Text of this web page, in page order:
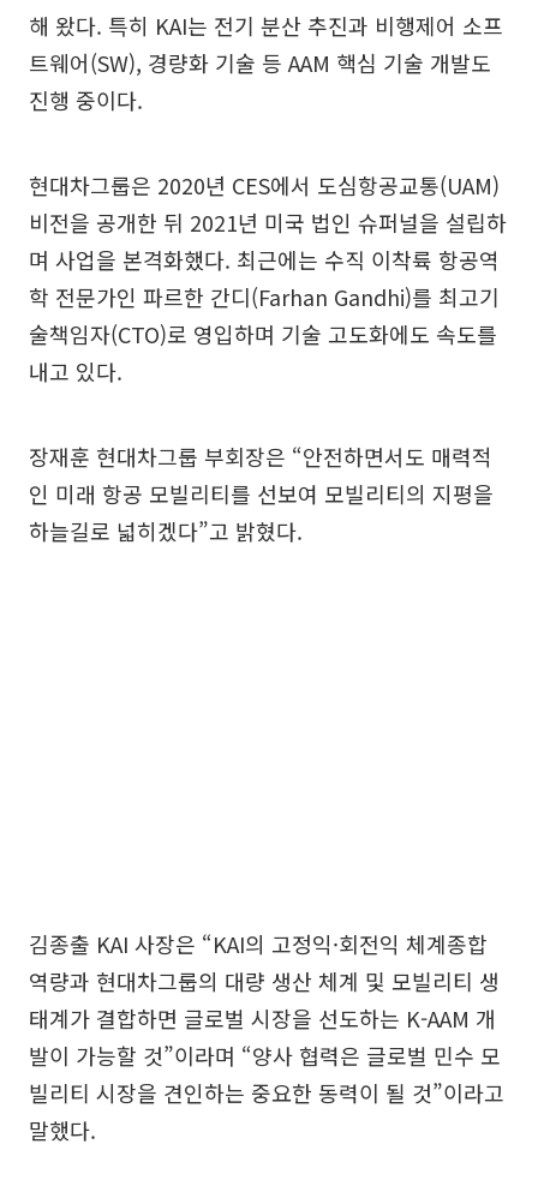
해 왔다. 특히 KAI는 전기 분산 추진과 비행제어 소프
트웨어(SW), 경량화 기술 등 AAM 핵심 기술 개발도
진행 중이다.
현대차그룹은 2020년 CES에서 도심항공교통(UAM)
비전을 공개한 뒤 2021년 미국 법인 슈퍼널을 설립하
며 사업을 본격화했다. 최근에는 수직 이착륙 항공역
학 전문가인 파르한 간디(Farhan Gandhi)를 최고기
술책임자(CTO)로 영입하며 기술 고도화에도 속도를
내고 있다.
장재훈 현대차그룹 부회장은 “안전하면서도 매력적
인 미래 항공 모빌리티를 선보여 모빌리티의 지평을
하늘길로 넓히겠다”고 밝혔다.
김종출 KAI 사장은 “KAI의 고정익·회전익 체계종합
역량과 현대차그룹의 대량 생산 체계 및 모빌리티 생
태계가 결합하면 글로벌 시장을 선도하는 K-AAM 개
발이 가능할 것”이라며 “양사 협력은 글로벌 민수 모
빌리티 시장을 견인하는 중요한 동력이 될 것”이라고
말했다.